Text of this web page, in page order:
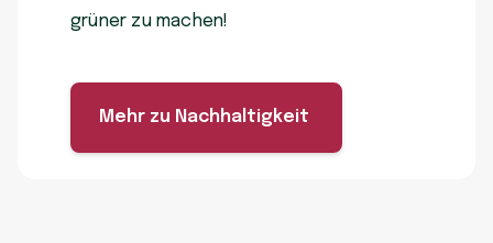
grüner zu machen!
Mehr zu Nachhaltigkeit